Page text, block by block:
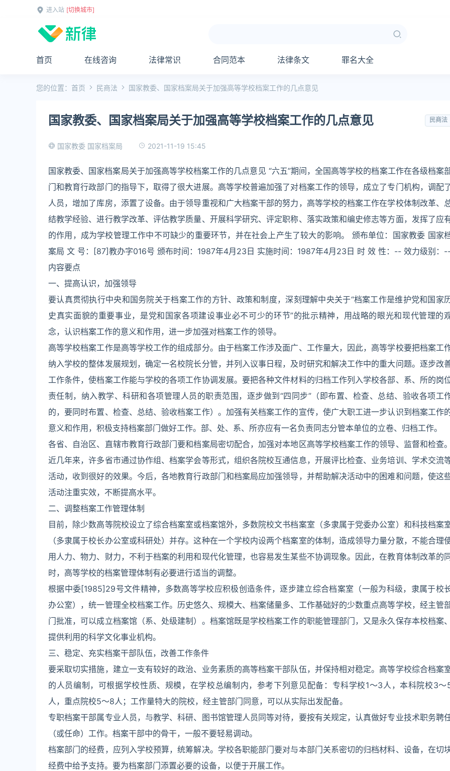
进入站 [切换城市]
首页 在线咨询 法律常识 合同范本 法律条文 罪名大全
您的位置： 首页 民商法 国家教委、国家档案局关于加强高等学校档案工作的几点意见
国家教委、国家档案局关于加强高等学校档案工作的几点意见 民商法
国家教委 国家档案局 2021-11-19 15:45
国家教委、国家档案局关于加强高等学校档案工作的几点意见 “六五”期间，全国高等学校的档案工作在各级档案
门和教育行政部门的指导下，取得了很大进展。高等学校普遍加强了对档案工作的领导，成立了专门机构，调配
人员，增加了库房，添置了设备。由于领导重视和广大档案干部的努力，高等学校的档案工作在学校体制改革、
结教学经验、进行教学改革、评估教学质量、开展科学研究、评定职称、落实政策和编史修志等方面，发挥了应
的作用，成为学校管理工作中不可缺少的重要环节，并在社会上产生了较大的影响。 颁布单位：国家教委 国家
案局 文 号：[87]教办字016号 颁布时间：1987年4月23日 实施时间：1987年4月23日 时 效 性：-- 效力级别：
内容要点
一、提高认识，加强领导
要认真贯彻执行中央和国务院关于档案工作的方针、政策和制度，深刻理解中央关于“档案工作是维护党和国家
史真实面貌的重要事业，是党和国家各项建设事业必不可少的环节”的批示精神，用战略的眼光和现代管理的
念，认识档案工作的意义和作用，进一步加强对档案工作的领导。
高等学校档案工作是高等学校工作的组成部分。由于档案工作涉及面广、工作量大，因此，高等学校要把档案工
纳入学校的整体发展规划，确定一名校院长分管，并列入议事日程，及时研究和解决工作中的重大问题。逐步改
工作条件，使档案工作能与学校的各项工作协调发展。要把各种文件材料的归档工作列入学校各部、系、所的岗
责任制，纳入教学、科研和各项管理人员的职责范围，逐步做到“四同步”（即布置、检查、总结、验收各项工
的，要同时布置、检查、总结、验收档案工作）。加强有关档案工作的宣传，使广大职工进一步认识到档案工作
意义和作用，积极支持档案部门做好工作。部、处、系、所亦应有一名负责同志分管本单位的立卷、归档工作。
各省、自治区、直辖市教育行政部门要和档案局密切配合，加强对本地区高等学校档案工作的领导、监督和检查。
近几年来，许多省市通过协作组、档案学会等形式，组织各院校互通信息，开展评比检查、业务培训、学术交流
活动，收到很好的效果。今后，各地教育行政部门和档案局应加强领导，并帮助解决活动中的困难和问题，使这
活动注重实效，不断提高水平。
二、调整档案工作管理体制
目前，除少数高等院校设立了综合档案室或档案馆外，多数院校文书档案室（多隶属于党委办公室）和科技档案
（多隶属于校长办公室或科研处）并存。这种在一个学校内设两个档案室的体制，造成领导力量分散，不能合理
用人力、物力、财力，不利于档案的利用和现代化管理，也容易发生某些不协调现象。因此，在教育体制改革的
时，高等学校的档案管理体制有必要进行适当的调整。
根据中委[1985]29号文件精神，多数高等学校应积极创造条件，逐步建立综合档案室（一般为科级，隶属于校
办公室），统一管理全校档案工作。历史悠久、规模大、档案储量多、工作基础好的少数重点高等学校，经主管
门批准，可以成立档案馆（系、处级建制）。档案馆既是学校档案工作的职能管理部门，又是永久保存本校档案、
提供利用的科学文化事业机构。
三、稳定、充实档案干部队伍，改善工作条件
要采取切实措施，建立一支有较好的政治、业务素质的高等档案干部队伍，并保持相对稳定。高等学校综合档案
的人员编制，可根据学校性质、规模，在学校总编制内，参考下列意见配备：专科学校1～3人，本科院校3～
人，重点院校5～8人；工作量特大的院校，经主管部门同意，可以从实际出发配备。
专职档案干部属专业人员，与教学、科研、图书馆管理人员同等对待，要按有关规定，认真做好专业技术职务聘
（或任命）工作。档案干部中的骨干，一般不要轻易调动。
档案部门的经费，应列入学校预算，统筹解决。学校各职能部门要对与本部门关系密切的归档材料、设备，在切
经费中给予支持。要为档案部门添置必要的设备，以便于开展工作。